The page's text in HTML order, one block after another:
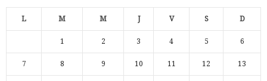
L M M J V S D
1 2 3 4 5 6
7 8 9 10 11 12 13